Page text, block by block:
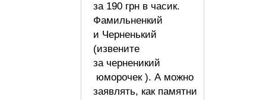
за 190 грн в часик.
Фамильненкий
и Черненький
(извените
за черненикий
юморочек ). А можно
заявлять, как памятни